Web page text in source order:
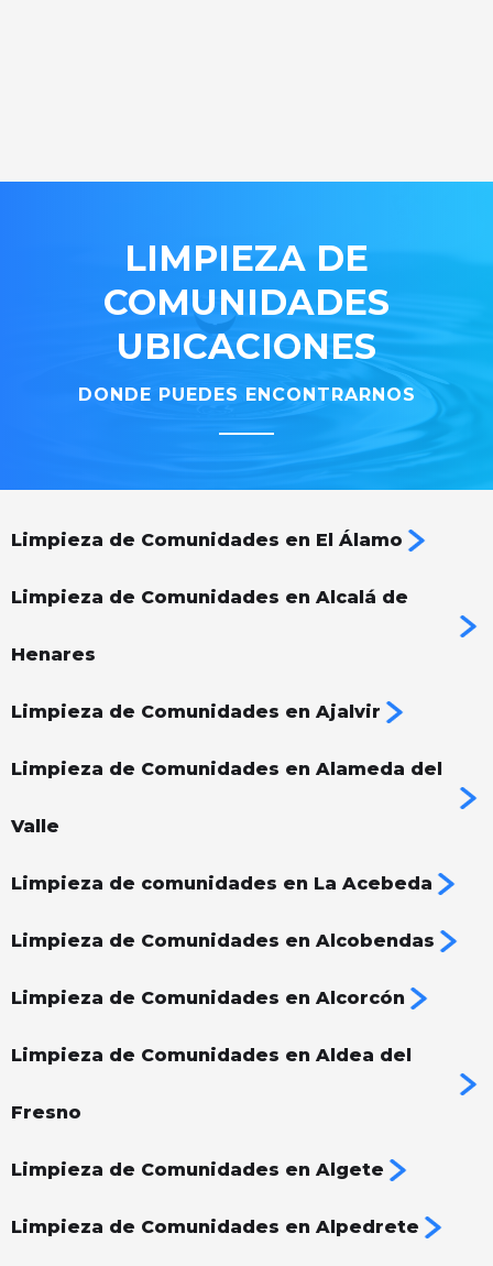
LIMPIEZA DE
COMUNIDADES
UBICACIONES
DONDE PUEDES ENCONTRARNOS
Limpieza de Comunidades en El Álamo
Limpieza de Comunidades en Alcalá de
Henares
Limpieza de Comunidades en Ajalvir
Limpieza de Comunidades en Alameda del
Valle
Limpieza de comunidades en La Acebeda
Limpieza de Comunidades en Alcobendas
Limpieza de Comunidades en Alcorcón
Limpieza de Comunidades en Aldea del
Fresno
Limpieza de Comunidades en Algete
Limpieza de Comunidades en Alpedrete